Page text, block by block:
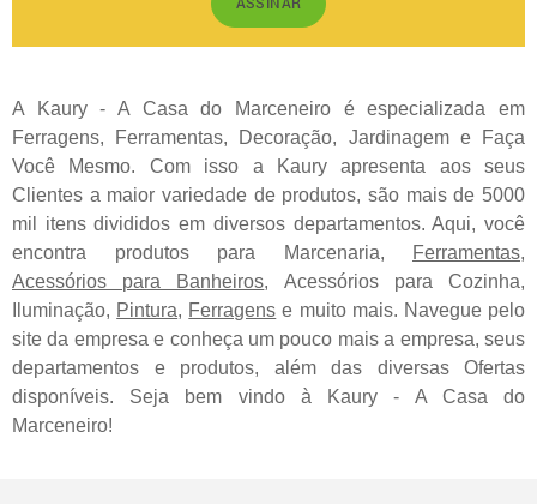
A Kaury - A Casa do Marceneiro é especializada em
Ferragens, Ferramentas, Decoração, Jardinagem e Faça
Você Mesmo. Com isso a Kaury apresenta aos seus
Clientes a maior variedade de produtos, são mais de 5000
mil itens divididos em diversos departamentos. Aqui, você
encontra produtos para Marcenaria,
Ferramentas,
Acessórios para Banheiros, Acessórios para Cozinha,
Iluminação, Pintura, Ferragens e muito mais. Navegue pelo
site da empresa e conheça um pouco mais a empresa, seus
departamentos e produtos, além das diversas Ofertas
disponíveis. Seja bem vindo à Kaury - A Casa do
Marceneiro!